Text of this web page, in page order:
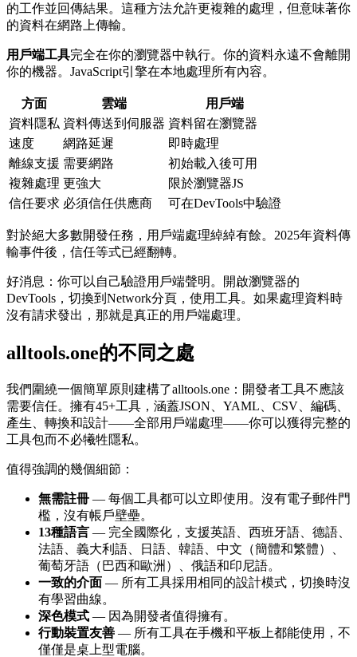
的工作並回傳結果。這種方法允許更複雜的處理，但意味著你
的資料在網路上傳輸。
用戶端工具完全在你的瀏覽器中執行。你的資料永遠不會離開
你的機器。JavaScript引擎在本地處理所有內容。
方面 雲端
用戶端
資料隱私 資料傳送到伺服器 資料留在瀏覽器
速度
網路延遲
即時處理
離線支援 需要網路
初始載入後可用
複雜處理 更強大
限於瀏覽器JS
信任要求 必須信任供應商 可在DevTools中驗證
對於絕大多數開發任務，用戶端處理綽綽有餘。2025年資料傳
輸事件後，信任等式已經翻轉。
好消息：你可以自己驗證用戶端聲明。開啟瀏覽器的
DevTools，切換到Network分頁，使用工具。如果處理資料時
沒有請求發出，那就是真正的用戶端處理。
alltools.one的不同之處
我們圍繞一個簡單原則建構了alltools.one：開發者工具不應該
需要信任。擁有45+工具，涵蓋JSON、YAML、CSV、編碼、
產生、轉換和設計——全部用戶端處理——你可以獲得完整的
工具包而不必犧牲隱私。
值得強調的幾個細節：
無需註冊 — 每個工具都可以立即使用。沒有電子郵件門
檻，沒有帳戶壁壘。
13種語言 — 完全國際化，支援英語、西班牙語、德語、
法語、義大利語、日語、韓語、中文（簡體和繁體）、
葡萄牙語（巴西和歐洲）、俄語和印尼語。
一致的介面 — 所有工具採用相同的設計模式，切換時沒
有學習曲線。
深色模式 — 因為開發者值得擁有。
行動裝置友善 — 所有工具在手機和平板上都能使用，不
僅僅是桌上型電腦。